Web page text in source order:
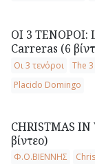
ΟΙ 3 ΤΕΝΟΡΟΙ:
Carreras (6
Οι 3 τενόροι The
Placido Domingo
CHRΙSTMAS
βίντεο)
Φ.Ο.ΒΙΕΝΝΗΣ